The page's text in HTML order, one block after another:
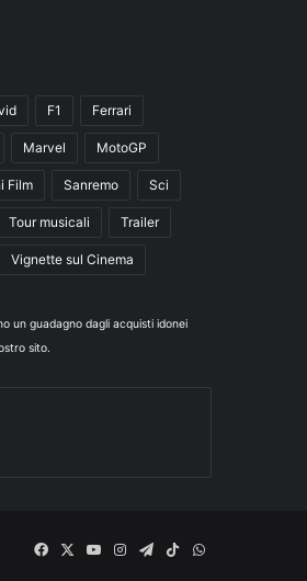
F1 Ferrari
Marvel MotoGP
Film Sanremo Sci
Tour musicali Trailer
Vignette sul Cinema
un guadagno dagli acquisti idonei
sito.
Facebook
X
YouInstagram
Telegram
TikTokWhatsApp